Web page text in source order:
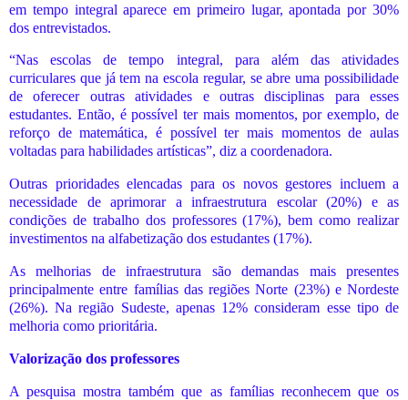
em tempo integral aparece em primeiro lugar, apontada por 30%
dos entrevistados.
“Nas escolas de tempo integral, para além das atividades
curriculares que já tem na escola regular, se abre uma possibilidade
de oferecer outras atividades e outras disciplinas para esses
estudantes. Então, é possível ter mais momentos, por exemplo, de
reforço de matemática, é possível ter mais momentos de aulas
voltadas para habilidades artísticas”, diz a coordenadora.
Outras prioridades elencadas para os novos gestores incluem a
necessidade de aprimorar a infraestrutura escolar (20%) e as
condições de trabalho dos professores (17%), bem como realizar
investimentos na alfabetização dos estudantes (17%).
As melhorias de infraestrutura são demandas mais presentes
principalmente entre famílias das regiões Norte (23%) e Nordeste
(26%). Na região Sudeste, apenas 12% consideram esse tipo de
melhoria como prioritária.
Valorização dos professores
A pesquisa mostra também que as famílias reconhecem que os